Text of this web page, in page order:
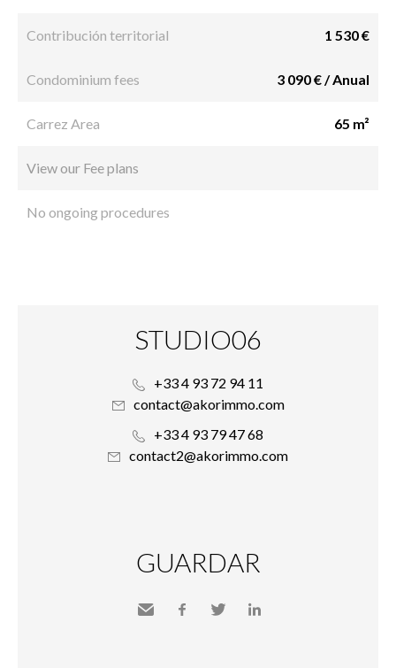
Contribución territorial 1 530 €
Condominium fees 3 090 € / Anual
Carrez Area 65 m²
View our Fee plans
No ongoing procedures
STUDIO06
+33 4 93 72 94 11
contact@akorimmo.com
+33 4 93 79 47 68
contact2@akorimmo.com
GUARDAR